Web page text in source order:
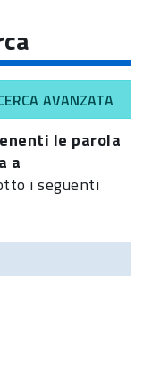
AVANZATA
le parola
a
i seguenti